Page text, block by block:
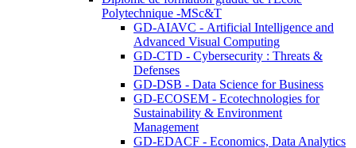
Polytechnique -MSc&T
GD-AIAVC - Artificial Intelligence and
Advanced Visual Computing
GD-CTD - Cybersecurity : Threats &
Defenses
GD-DSB - Data Science for Business
GD-ECOSEM - Ecotechnologies for
Sustainability & Environment
Management
GD-EDACF - Economics, Data Analytics